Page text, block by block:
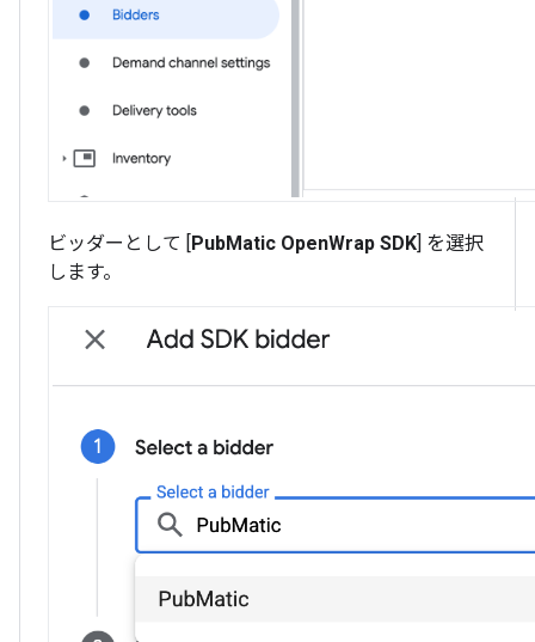
ビッダーとして [PubMatic OpenWrap SDK] を選択
します。